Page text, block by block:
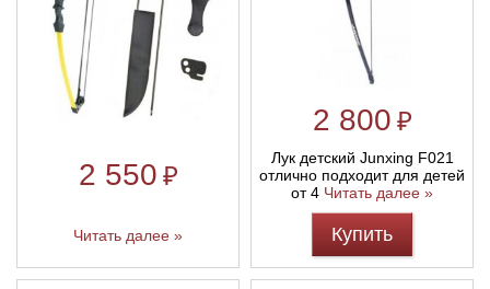
2 550 ₽
Читать далее »
2 800 ₽
Лук детский Junxing F021
отлично подходит для детей
от 4 Читать далее »
Купить